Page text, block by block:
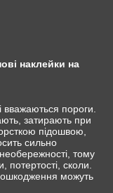
наклейки на
вважаються пороги.
затирають при
підошвою,
сильно
тому
сколи.
пошкодження можуть